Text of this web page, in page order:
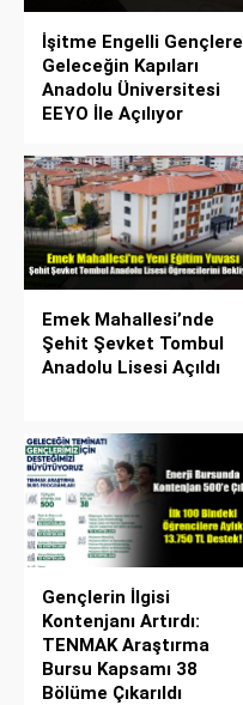
İşitme Engelli Gençlere
Geleceğin Kapıları
Anadolu Üniversitesi
EEYO İle Açılıyor
Emek Mahallesi’nde
Şehit Şevket Tombul
Anadolu Lisesi Açıldı
Gençlerin İlgisi
Kontenjanı Artırdı:
TENMAK Araştırma
Bursu Kapsamı 38
Bölüme Çıkarıldı